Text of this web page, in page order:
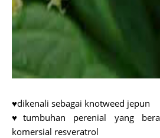
♥dikenali sebagai knotweed jepun
♥tumbuhan perenial yang
komersial resveratrol